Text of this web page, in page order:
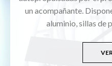
un acompañante.
aluminio, sillas de